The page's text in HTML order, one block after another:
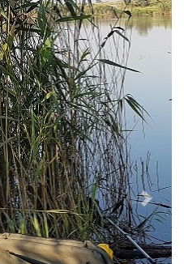
Next